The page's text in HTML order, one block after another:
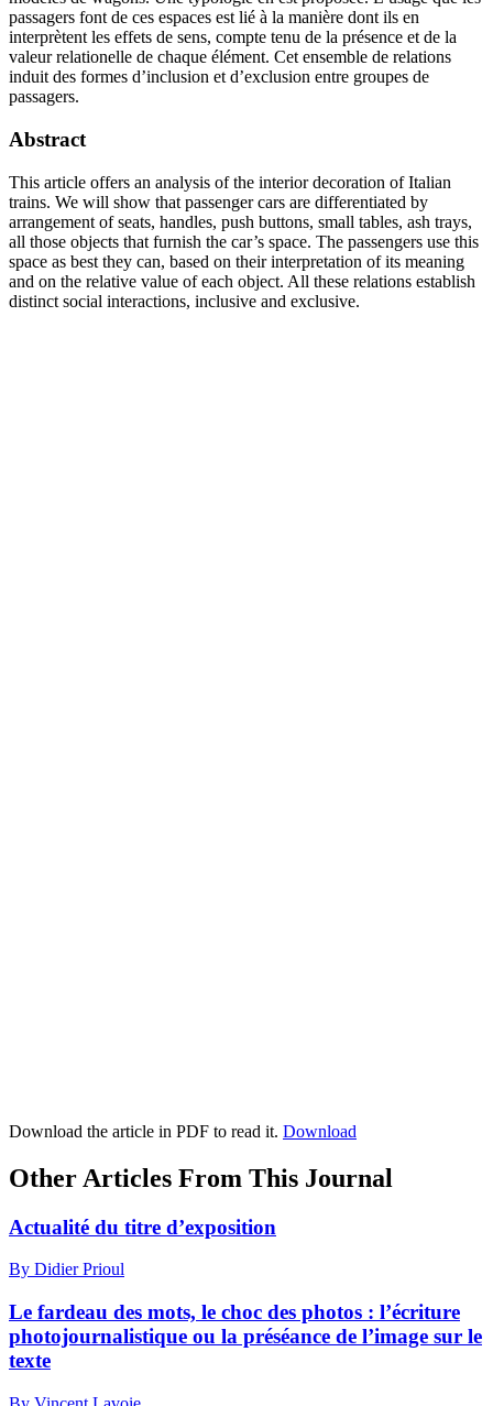
passagers font de ces espaces est lié à la manière dont ils en
interprètent les effets de sens, compte tenu de la présence et de la
valeur relationelle de chaque élément. Cet ensemble de relations
induit des formes d’inclusion et d’exclusion entre groupes de
passagers.
Abstract
This article offers an analysis of the interior decoration of Italian
trains. We will show that passenger cars are differentiated by
arrangement of seats, handles, push buttons, small tables, ash trays,
all those objects that furnish the car’s space. The passengers use this
space as best they can, based on their interpretation of its meaning
and on the relative value of each object. All these relations establish
distinct social interactions, inclusive and exclusive.
Download the article in PDF to read it. Download
Other Articles From This Journal
Actualité du titre d’exposition
By Didier Prioul
Le fardeau des mots, le choc des photos : l’écriture
photojournalistique ou la préséance de l’image sur le
texte